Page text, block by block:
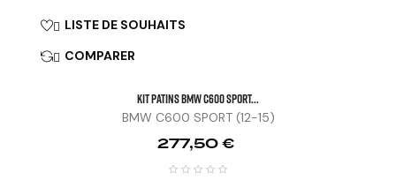
 LISTE DE SOUHAITS
 COMPARER
KIT PATINS BMW C600 SPORT...
BMW C600 SPORT (12-15)
Prix
277,50 €